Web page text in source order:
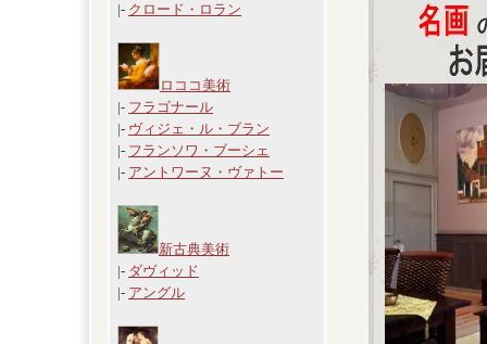
|- クロード・ロラン
ロココ美術
|- フラゴナール
|- ヴィジェ・ル・ブラン
|- フランソワ・ブーシェ
|- アントワーヌ・ヴァトー
新古典美術
|- ダヴィッド
|- アングル